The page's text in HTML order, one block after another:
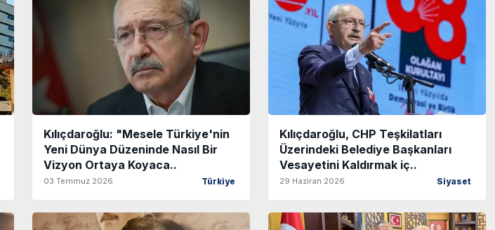
Kılıçdaroğlu: "Mesele Türkiye'nin
Yeni Dünya Düzeninde Nasıl Bir
Vizyon Ortaya Koyaca..
03 Temmuz 2026 Türkiye
Kılıçdaroğlu, CHP Teşkilatları
Üzerindeki Belediye Başkanları
Vesayetini Kaldırmak iç..
29 Haziran 2026 Siyaset